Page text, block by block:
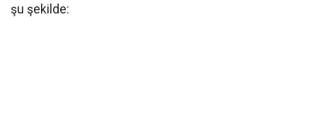
şu şekilde: